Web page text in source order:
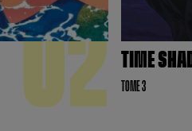
02 TIME
TOME 3